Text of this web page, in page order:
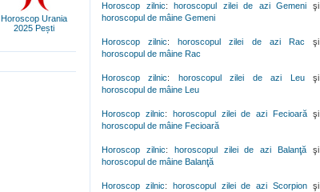
Horoscop Urania
2025 Pești
Horoscop zilnic:horoscopul zilei de azi Gemeni şi
horoscopul de mâine Gemeni
Horoscop zilnic:horoscopul zilei de azi Rac şi
horoscopul de mâine Rac
Horoscop zilnic: horoscopul zilei de azi Leuşi
horoscopul de mâine Leu
Horoscop zilnic: horoscopul zilei de azi Fecioară şi
horoscopul de mâine Fecioară
Horoscop zilnic: horoscopul zilei de azi Balanţă şi
horoscopul de mâine Balanţă
Horoscop zilnic: horoscopul zilei de azi Scorpion şi